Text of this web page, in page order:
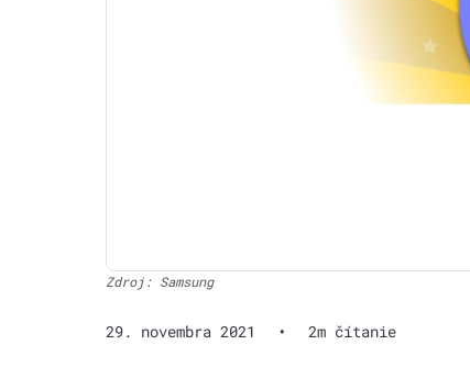
Zdroj: Samsung
29. novembra 2021 • 2m čítanie